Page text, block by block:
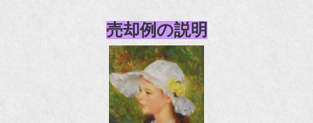
売却例の説明